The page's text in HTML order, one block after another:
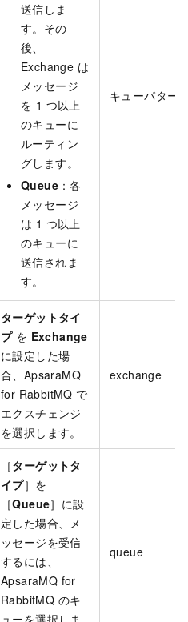
送信しま
す。その
後、
Exchange は
メッセージ
を 1 つ以上
のキューに
ルーティン
グします。
Queue ：各
メッセージ
は 1 つ以上
のキューに
送信されま
す。
キューパター
ターゲットタイ
プを Exchange
に設定した場
合、 ApsaraMQ
for RabbitMQ で
エクスチェンジ
を選択します。
exchange
［ターゲットタ
イプ］を
［Queue］に設
定した場合、メ
ッセージを受信
するには、
ApsaraMQ for
RabbitMQ のキ
queue